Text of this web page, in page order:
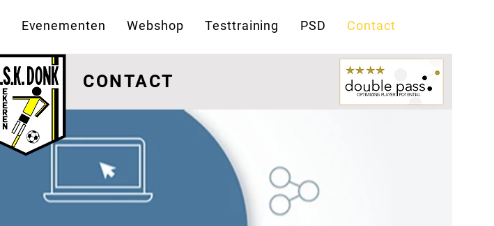
Evenementen Webshop Testtraining PSD Contact
CONTACT